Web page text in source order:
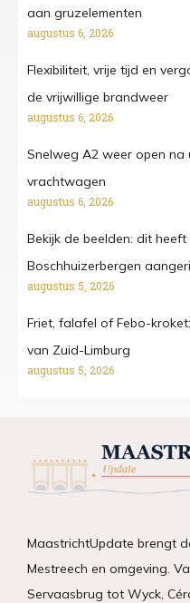
aan gruzelementen
augustus 6, 2026
Flexibiliteit, vrije tijd en
de vrijwillige brandweer
augustus 6, 2026
Snelweg A2 weer open na
vrachtwagen
augustus 6, 2026
Bekijk de beelden: dit
Boschhuizerbergen
augustus 5, 2026
Friet, falafel of Febo-
van Zuid-Limburg
augustus 5, 2026
MaastrichtUpdate brengt
Mestreech en omgeving.
Servaasbrug tot Wyck,